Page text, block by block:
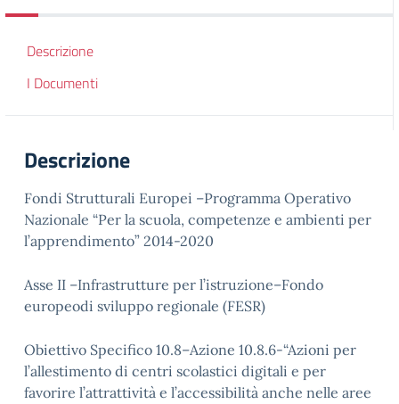
Descrizione
I Documenti
Descrizione
Fondi Strutturali Europei –Programma Operativo
Nazionale “Per la scuola, competenze e ambienti per
l’apprendimento” 2014-2020
Asse II –Infrastrutture per l’istruzione–Fondo
europeodi sviluppo regionale (FESR)
Obiettivo Specifico 10.8–Azione 10.8.6-“Azioni per
l’allestimento di centri scolastici digitali e per
favorire l’attrattività e l’accessibilità anche nelle aree